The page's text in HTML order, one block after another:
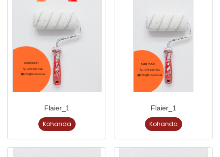
Flaier_1
Kohanda
Flaier_1
Kohanda